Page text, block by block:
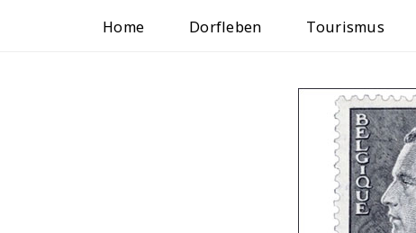
Home Dorfleben Tourismus